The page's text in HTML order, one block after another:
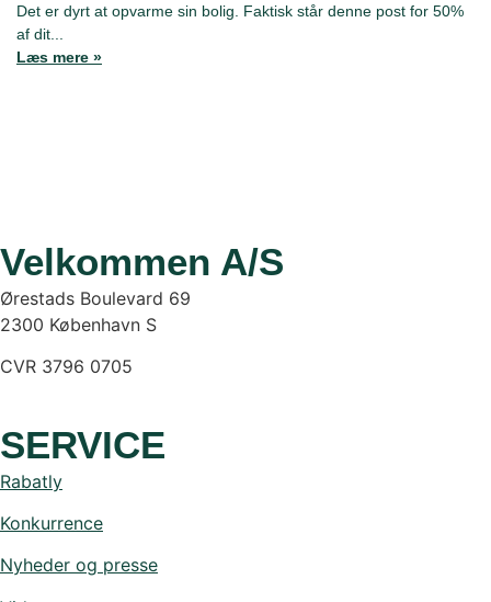
Det er dyrt at opvarme sin bolig. Faktisk står denne post for 50%
af dit...
Læs mere »
Velkommen A/S
Ørestads Boulevard 69
2300 København S
CVR 3796 0705
SERVICE
Rabatly
Konkurrence
Nyheder og presse